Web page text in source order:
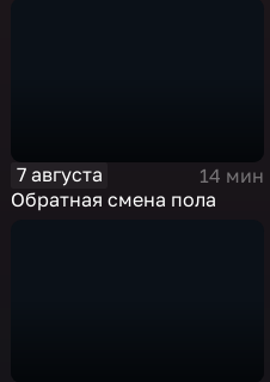
7 августа
14 мин
Обратная смена пола